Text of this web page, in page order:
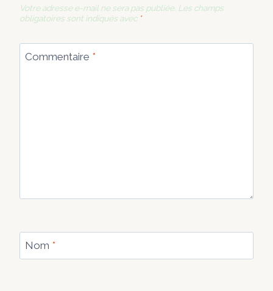
Votre adresse e-mail ne sera pas publiée. Les champs
obligatoires sont indiqués avec *
Commentaire *
Nom *